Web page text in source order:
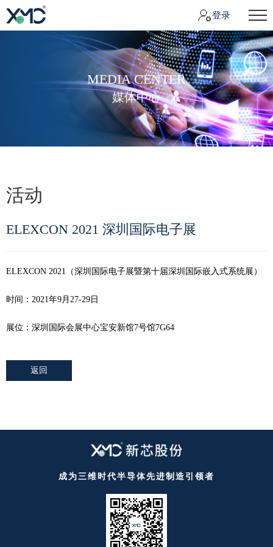
登录
MEDIA CENTER
媒体中心
活动
ELEXCON 2021 深圳国际电子展
ELEXCON 2021（深圳国际电子展暨第十届深圳国际嵌入式系统展）
时间：2021年9月27-29日
展位：深圳国际会展中心宝安新馆7号馆7G64
返回
成为三维时代半导体先进制造引领者